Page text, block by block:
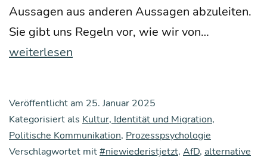
Aus­sa­gen aus ande­ren Aus­sa­gen abzu­lei­ten.
Sie gibt uns Regeln vor, wie wir von…
weiterlesen
Veröffentlicht am 25. Januar 2025
Kategorisiert als Kultur, Identität und Migration,
Politische Kommunikation, Prozesspsychologie
Verschlagwortet mit#niewiederistjetzt, AfD, alternative